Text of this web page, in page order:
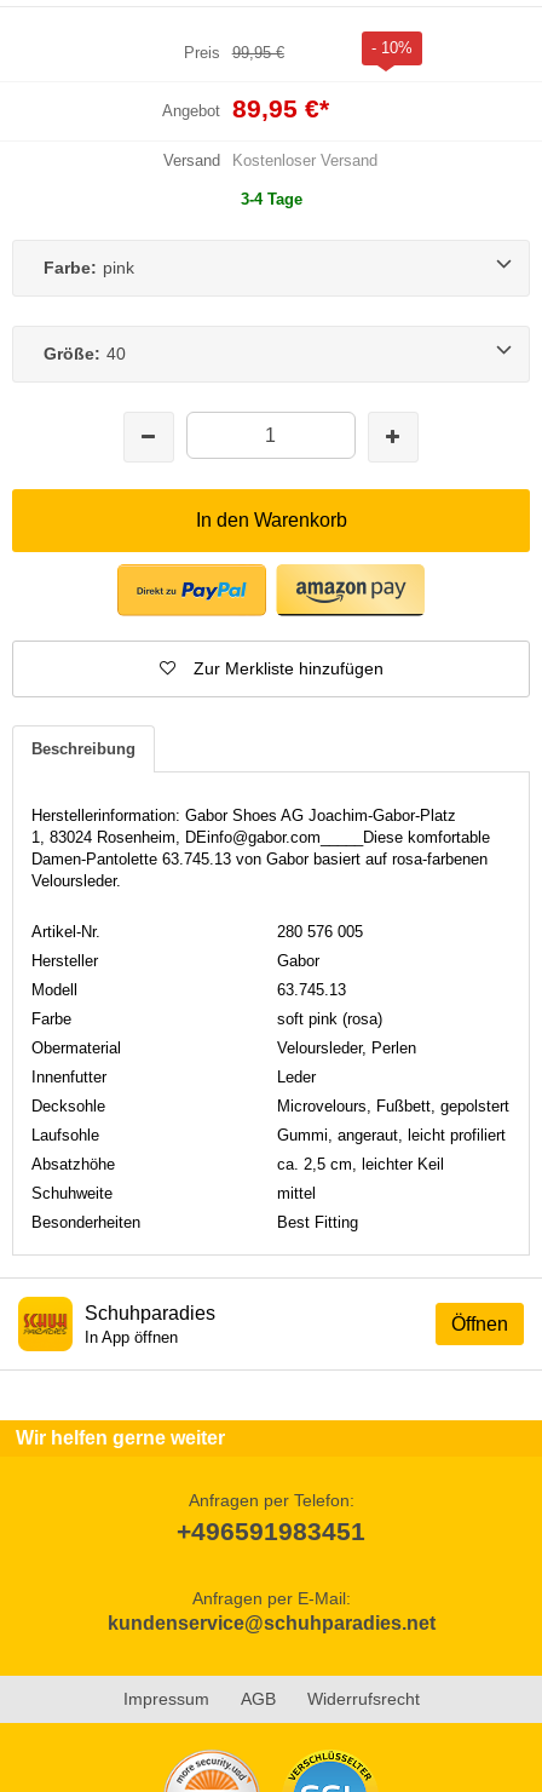
Preis 99,95 € - 10%
Angebot 89,95 €*
Versand Kostenloser Versand
3-4 Tage
Farbe: pink
Größe: 40
In den Warenkorb
Zur Merkliste hinzufügen
Beschreibung
Herstellerinformation: Gabor Shoes AG Joachim-Gabor-Platz
1, 83024 Rosenheim, DEinfo@gabor.com_____Diese komfortable
Damen-Pantolette 63.745.13 von Gabor basiert auf rosa-farbenen
Veloursleder.
Artikel-Nr.
280 576 005
Hersteller
Gabor
Modell
63.745.13
Farbe
soft pink (rosa)
Obermaterial
Veloursleder, Perlen
Innenfutter
Leder
Decksohle
Microvelours, Fußbett, gepolstert
Laufsohle
Gummi, angeraut, leicht profiliert
Absatzhöhe
ca. 2,5 cm, leichter Keil
Schuhweite
mittel
Besonderheiten
Best Fitting
Öffnen
Schuhparadies
In App öffnen
Wir helfen gerne weiter
Anfragen per Telefon:
+496591983451
Anfragen per E-Mail:
kundenservice@schuhparadies.net
Impressum AGB Widerrufsrecht